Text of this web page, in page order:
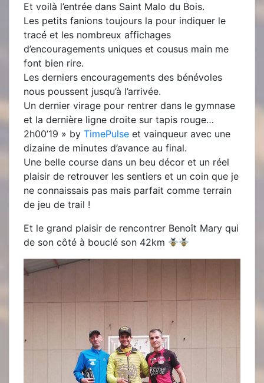
Et voilà l’entrée dans Saint Malo du Bois.
Les petits fanions toujours la pour indiquer le
tracé et les nombreux affichages
d’encouragements uniques et cousus main me
font bien rire.
Les derniers encouragements des bénévoles
nous poussent jusqu’à l’arrivée.
Un dernier virage pour rentrer dans le gymnase
et la dernière ligne droite sur tapis rouge…
2h00’19 » by TimePulse et vainqueur avec une
dizaine de minutes d’avance au final.
Une belle course dans un beu décor et un réel
plaisir de retrouver les sentiers et un coin que je
ne connaissais pas mais parfait comme terrain
de jeu de trail !
Et le grand plaisir de rencontrer Benoît Mary qui
de son côté à bouclé son 42km